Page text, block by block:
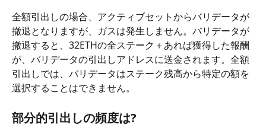
全額引出しの場合、アクティブセットからバリデータが
撤退となりますが、ガスは発生しません。バリデータが
撤退すると、32ETHの全ステーク＋あれば獲得した報酬
が、バリデータの引出しアドレスに送金されます。全額
引出しでは、バリデータはステーク残高から特定の額を
選択することはできません。
部分的引出しの頻度は?